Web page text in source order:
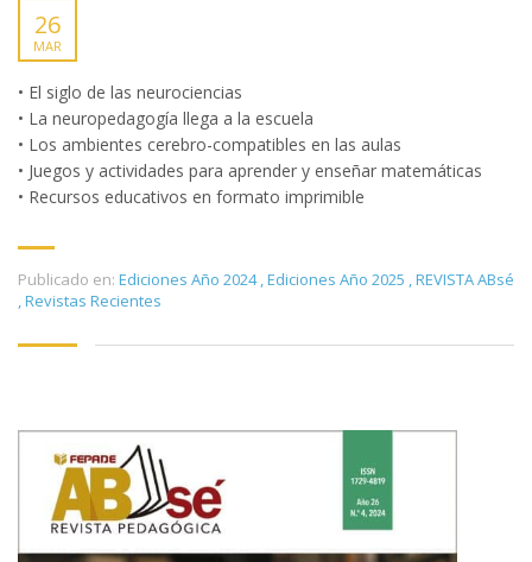
26
MAR
• El siglo de las neurociencias
• La neuropedagogía llega a la escuela
• Los ambientes cerebro-compatibles en las aulas
• Juegos y actividades para aprender y enseñar matemáticas
• Recursos educativos en formato imprimible
Publicado en: Ediciones Año 2024 ,Ediciones Año 2025 ,REVISTA ABsé
,Revistas Recientes